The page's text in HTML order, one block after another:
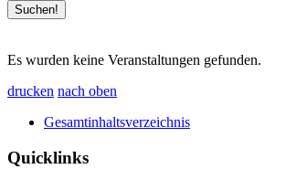
Es wurden keine Veranstaltungen gefunden.
drucken nach oben
Gesamtinhaltsverzeichnis
Quicklinks